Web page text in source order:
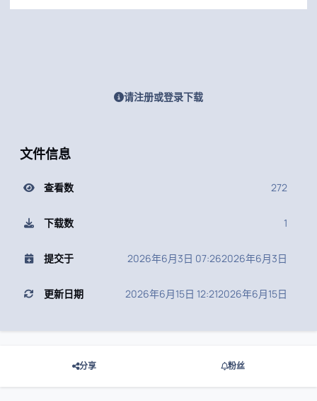
请注册或登录下载
文件信息
查看数 272
下载数 1
提交于 2026年6月3日 07:262026年6月3日
更新日期 2026年6月15日 12:212026年6月15日
分享 粉丝